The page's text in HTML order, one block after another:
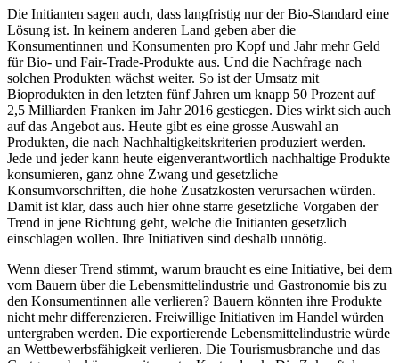
Die Initianten sagen auch, dass langfristig nur der Bio-Standard eine
Lösung ist. In keinem anderen Land geben aber die
Konsumentinnen und Konsumenten pro Kopf und Jahr mehr Geld
für Bio- und Fair-Trade-Produkte aus. Und die Nachfrage nach
solchen Produkten wächst weiter. So ist der Umsatz mit
Bioprodukten in den letzten fünf Jahren um knapp 50 Prozent auf
2,5 Milliarden Franken im Jahr 2016 gestiegen. Dies wirkt sich auch
auf das Angebot aus. Heute gibt es eine grosse Auswahl an
Produkten, die nach Nachhaltigkeitskriterien produziert werden.
Jede und jeder kann heute eigenverantwortlich nachhaltige Produkte
konsumieren, ganz ohne Zwang und gesetzliche
Konsumvorschriften, die hohe Zusatzkosten verursachen würden.
Damit ist klar, dass auch hier ohne starre gesetzliche Vorgaben der
Trend in jene Richtung geht, welche die Initianten gesetzlich
einschlagen wollen. Ihre Initiativen sind deshalb unnötig.
Wenn dieser Trend stimmt, warum braucht es eine Initiative, bei dem
vom Bauern über die Lebensmittelindustrie und Gastronomie bis zu
den Konsumentinnen alle verlieren? Bauern könnten ihre Produkte
nicht mehr differenzieren. Freiwillige Initiativen im Handel würden
untergraben werden. Die exportierende Lebensmittelindustrie würde
an Wettbewerbsfähigkeit verlieren. Die Tourismusbranche und das